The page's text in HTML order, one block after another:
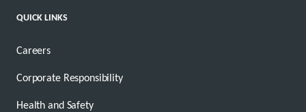
QUICK LINKS
Careers
Corporate Responsibility
Health and Safety